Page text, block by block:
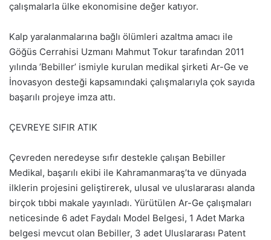
çalışmalarla ülke ekonomisine değer katıyor.
Kalp yaralanmalarına bağlı ölümleri azaltma amacı ile
Göğüs Cerrahisi Uzmanı Mahmut Tokur tarafından 2011
yılında ’Bebiller’ ismiyle kurulan medikal şirketi Ar-Ge ve
İnovasyon desteği kapsamındaki çalışmalarıyla çok sayıda
başarılı projeye imza attı.
ÇEVREYE SIFIR ATIK
Çevreden neredeyse sıfır destekle çalışan Bebiller
Medikal, başarılı ekibi ile Kahramanmaraş’ta ve dünyada
ilklerin projesini geliştirerek, ulusal ve uluslararası alanda
birçok tıbbi makale yayınladı. Yürütülen Ar-Ge çalışmaları
neticesinde 6 adet Faydalı Model Belgesi, 1 Adet Marka
belgesi mevcut olan Bebiller, 3 adet Uluslararası Patent